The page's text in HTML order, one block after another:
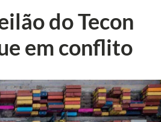
do Tecon
em conflito